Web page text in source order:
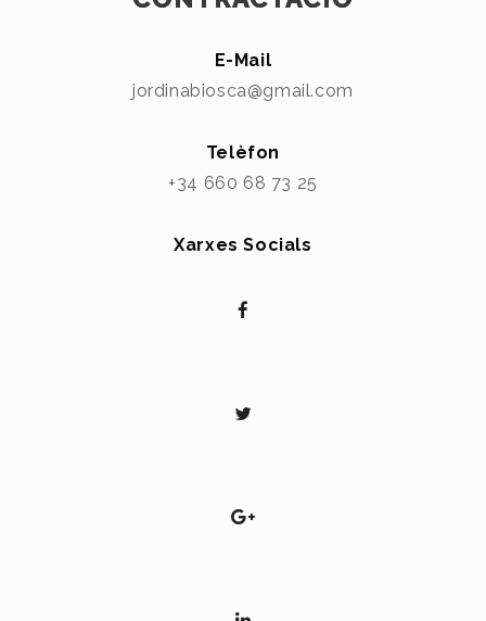
E-Mail
jordinabiosca@gmail.com
Telèfon
+34 660 68 73 25
Xarxes Socials